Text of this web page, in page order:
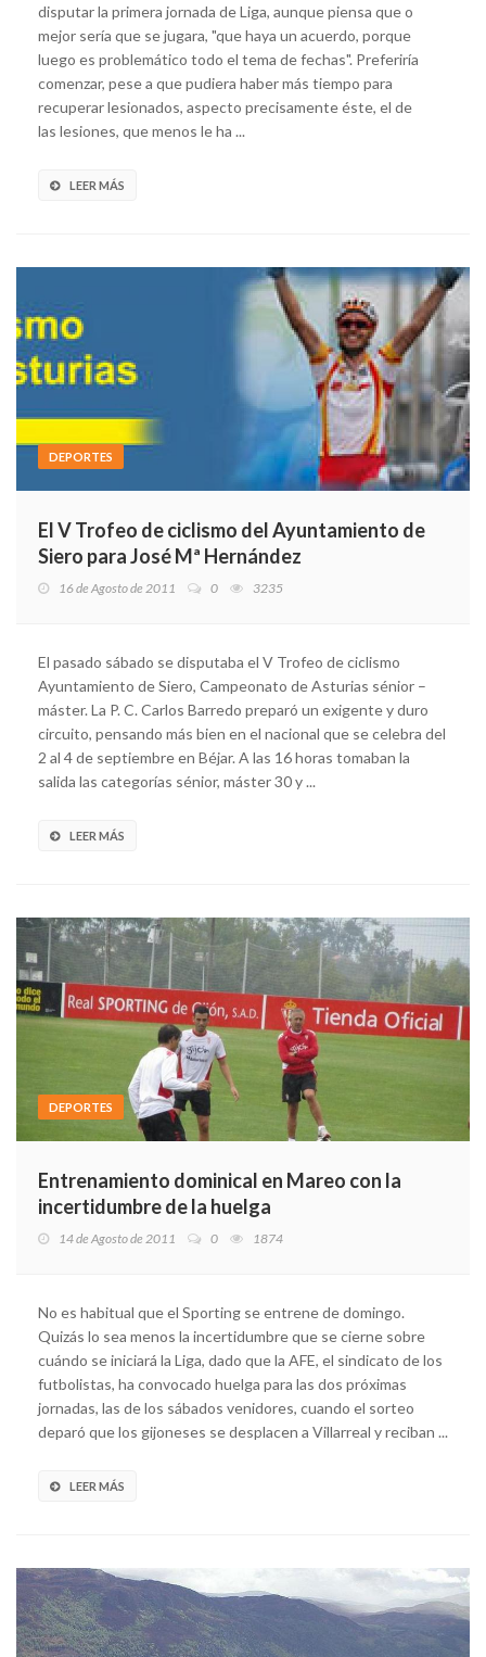
disputar la primera jornada de Liga, aunque piensa que o
mejor sería que se jugara, "que haya un acuerdo, porque
luego es problemático todo el tema de fechas". Preferiría
comenzar, pese a que pudiera haber más tiempo para
recuperar lesionados, aspecto precisamente éste, el de
las lesiones, que menos le ha ...
LEER MÁS
DEPORTES
El V Trofeo de ciclismo del Ayuntamiento de
Siero para José Mª Hernández
16 de Agosto de 2011 0 3235
El pasado sábado se disputaba el V Trofeo de ciclismo
Ayuntamiento de Siero, Campeonato de Asturias sénior –
máster. La P. C. Carlos Barredo preparó un exigente y duro
circuito, pensando más bien en el nacional que se celebra del
2 al 4 de septiembre en Béjar. A las 16 horas tomaban la
salida las categorías sénior, máster 30 y ...
LEER MÁS
DEPORTES
Entrenamiento dominical en Mareo con la
incertidumbre de la huelga
14 de Agosto de 2011 0 1874
No es habitual que el Sporting se entrene de domingo.
Quizás lo sea menos la incertidumbre que se cierne sobre
cuándo se iniciará la Liga, dado que la AFE, el sindicato de los
futbolistas, ha convocado huelga para las dos próximas
jornadas, las de los sábados venidores, cuando el sorteo
deparó que los gijoneses se desplacen a Villarreal y reciban ...
LEER MÁS